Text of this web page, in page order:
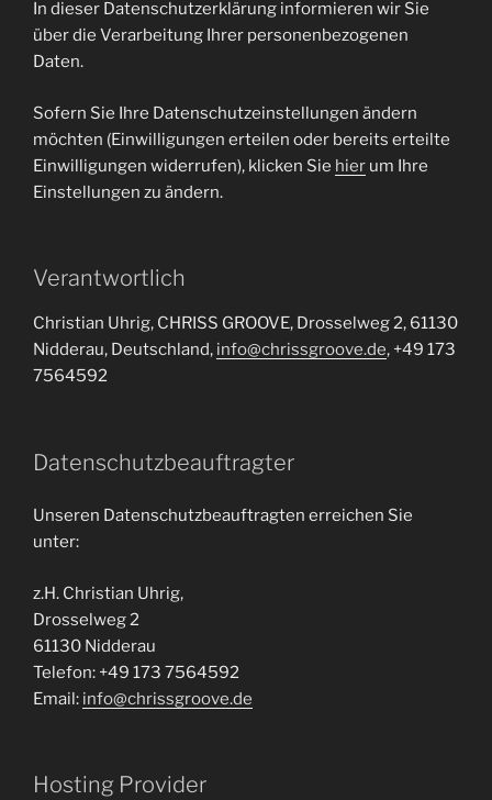
In dieser Datenschutzerklärung informieren wir Sie
über die Verarbeitung Ihrer personenbezogenen
Daten.
Sofern Sie Ihre Datenschutzeinstellungen ändern
möchten (Einwilligungen erteilen oder bereits erteilte
Einwilligungen widerrufen), klicken Sie hier um Ihre
Einstellungen zu ändern.
Verantwortlich
Christian Uhrig, CHRISS GROOVE, Drosselweg 2, 61130
Nidderau, Deutschland, info@chrissgroove.de, +49 173
7564592
Datenschutzbeauftragter
Unseren Datenschutzbeauftragten erreichen Sie
unter:
z.H. Christian Uhrig,
Drosselweg 2
61130 Nidderau
Telefon: +49 173 7564592
Email: info@chrissgroove.de
Hosting Provider